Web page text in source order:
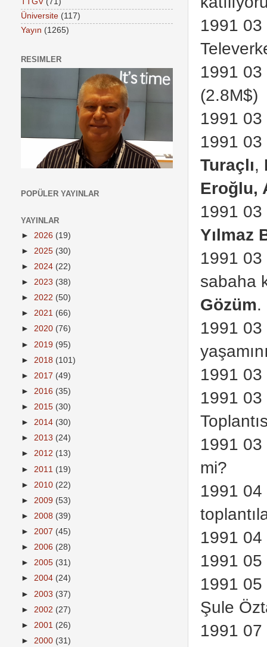
1991 03
1991 03
(2.8M$)
1991 03
1991 03
Turaçlı,
Eroğlu,
1991 03
Yılmaz
1991
sabaha
Gözüm.
1991
1991
1991 03
1991 03
mi?
1991
1991
1991
1991 05
Şule
1991 07
Üniversite (117)
Yayın (1265)
RESIMLER
POPÜLER YAYINLAR
YAYINLAR
► 2026 (19)
► 2025 (30)
► 2024 (22)
► 2023 (38)
► 2022 (50)
► 2021 (66)
► 2020 (76)
► 2019 (95)
► 2018 (101)
► 2017 (49)
► 2016 (35)
► 2015 (30)
► 2014 (30)
► 2013 (24)
► 2012 (13)
► 2011 (19)
► 2010 (22)
► 2009 (53)
► 2008 (39)
► 2007 (45)
► 2006 (28)
► 2005 (31)
► 2004 (24)
► 2003 (37)
► 2002 (27)
► 2001 (26)
► 2000 (31)